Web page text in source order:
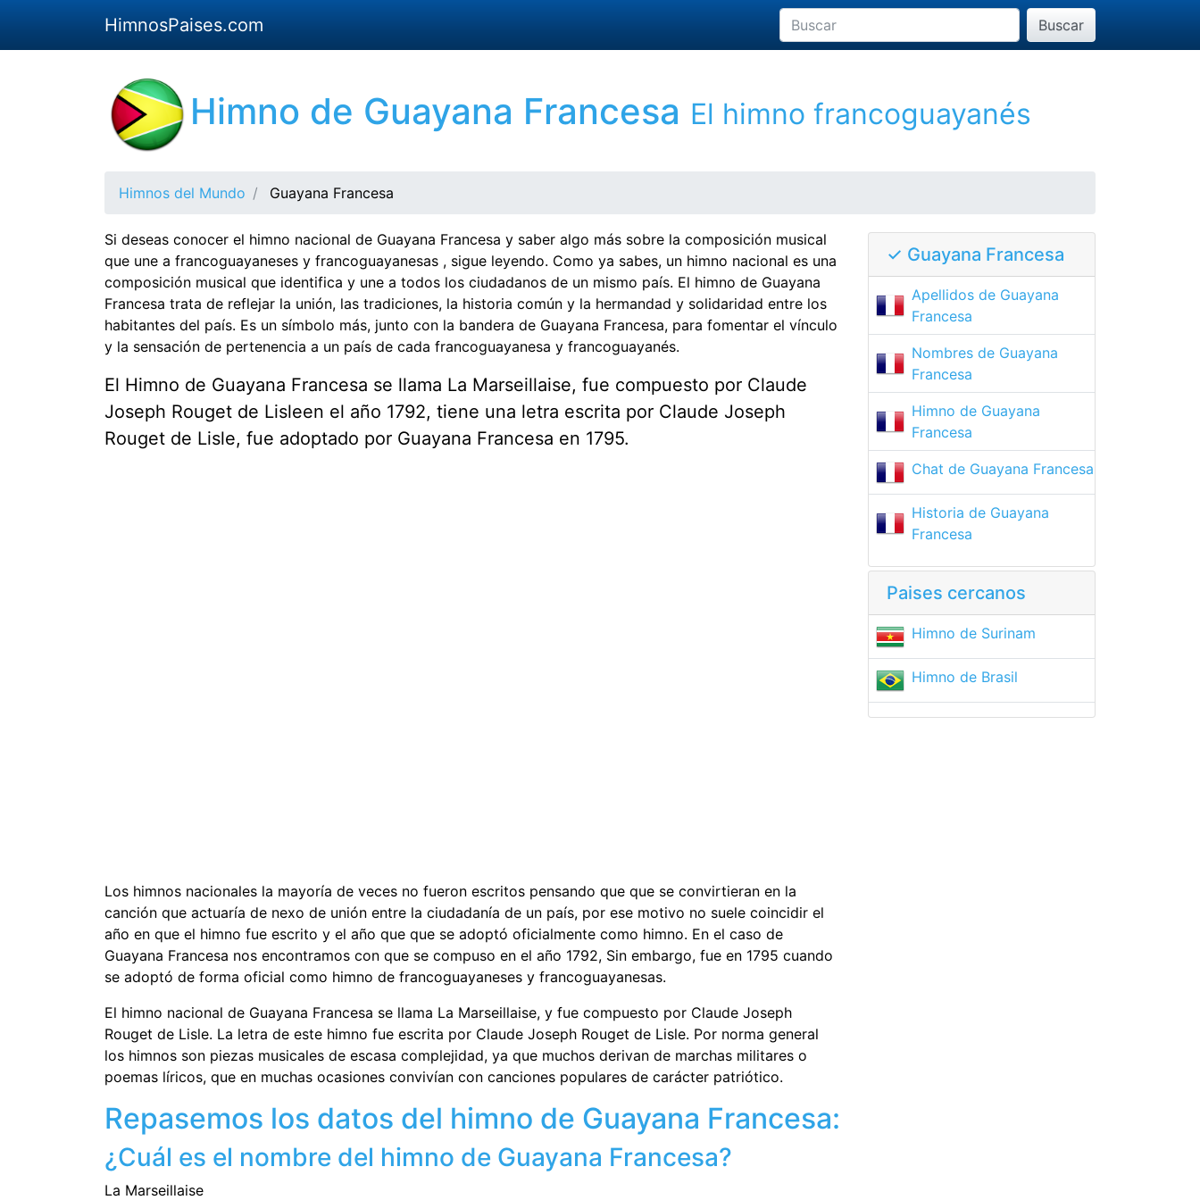
HimnosPaises.com Buscar
Himno de Guayana Francesa El himno francoguayanés
Himnos del Mundo Guayana Francesa
Si deseas conocer el himno nacional de Guayana Francesa y saber algo más sobre la composición musical
que une a francoguayaneses y francoguayanesas , sigue leyendo. Como ya sabes, un himno nacional es una
composición musical que identifica y une a todos los ciudadanos de un mismo país. El himno de Guayana
Francesa trata de reflejar la unión, las tradiciones, la historia común y la hermandad y solidaridad entre los
habitantes del país. Es un símbolo más, junto con la bandera de Guayana Francesa, para fomentar el vínculo
y la sensación de pertenencia a un país de cada francoguayanesa y francoguayanés.
El Himno de Guayana Francesa se llama La Marseillaise, fue compuesto por Claude
Joseph Rouget de Lisleen el año 1792, tiene una letra escrita por Claude Joseph
Rouget de Lisle, fue adoptado por Guayana Francesa en 1795.
Los himnos nacionales la mayoría de veces no fueron escritos pensando que que se convirtieran en la
canción que actuaría de nexo de unión entre la ciudadanía de un país, por ese motivo no suele coincidir el
año en que el himno fue escrito y el año que que se adoptó oficialmente como himno. En el caso de
Guayana Francesa nos encontramos con que se compuso en el año 1792, Sin embargo, fue en 1795 cuando
se adoptó de forma oficial como himno de francoguayaneses y francoguayanesas.
El himno nacional de Guayana Francesa se llama La Marseillaise, y fue compuesto por Claude Joseph
Rouget de Lisle. La letra de este himno fue escrita por Claude Joseph Rouget de Lisle. Por norma general
los himnos son piezas musicales de escasa complejidad, ya que muchos derivan de marchas militares o
poemas líricos, que en muchas ocasiones convivían con canciones populares de carácter patriótico.
Repasemos los datos del himno de Guayana Francesa:
¿Cuál es el nombre del himno de Guayana Francesa?
La Marseillaise
✓ Guayana Francesa
Apellidos de Guayana
Francesa
Nombres de Guayana
Francesa
Himno de Guayana
Francesa
Chat de Guayana Francesa
Historia de Guayana
Francesa
Paises cercanos
Himno de Surinam
Himno de Brasil